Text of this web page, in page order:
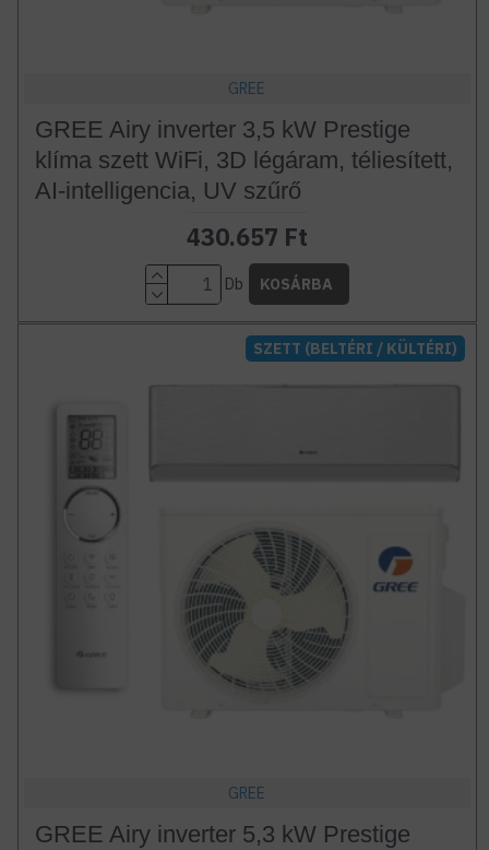
GREE
GREE Airy inverter 3,5 kW Prestige
klíma szett WiFi, 3D légáram, téliesített,
AI-intelligencia, UV szűrő
430.657 Ft
Db KOSÁRBA
SZETT (BELTÉRI / KÜLTÉRI)
GREE
GREE Airy inverter 5,3 kW Prestige